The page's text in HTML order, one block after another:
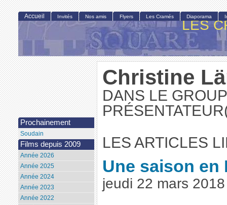
LES
Christine
DANS LE
LES ARTICLES
Une saison en
jeudi 22 mars
Accueil Invités Nos amis Flyers Les Cramés Diaporama
Prochainement
Soudain
Films depuis 2009
Année 2026
Année 2025
Année 2024
Année 2023
Année 2022